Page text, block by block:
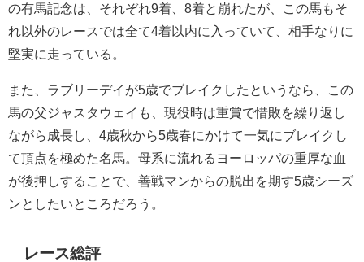
の有馬記念は、それぞれ9着、8着と崩れたが、この馬もそ
れ以外のレースでは全て4着以内に入っていて、相手なりに
堅実に走っている。
また、ラブリーデイが5歳でブレイクしたというなら、この
馬の父ジャスタウェイも、現役時は重賞で惜敗を繰り返し
ながら成長し、4歳秋から5歳春にかけて一気にブレイクし
て頂点を極めた名馬。母系に流れるヨーロッパの重厚な血
が後押しすることで、善戦マンからの脱出を期す5歳シーズ
ンとしたいところだろう。
レース総評